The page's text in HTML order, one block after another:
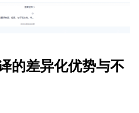
的差异化优势与不